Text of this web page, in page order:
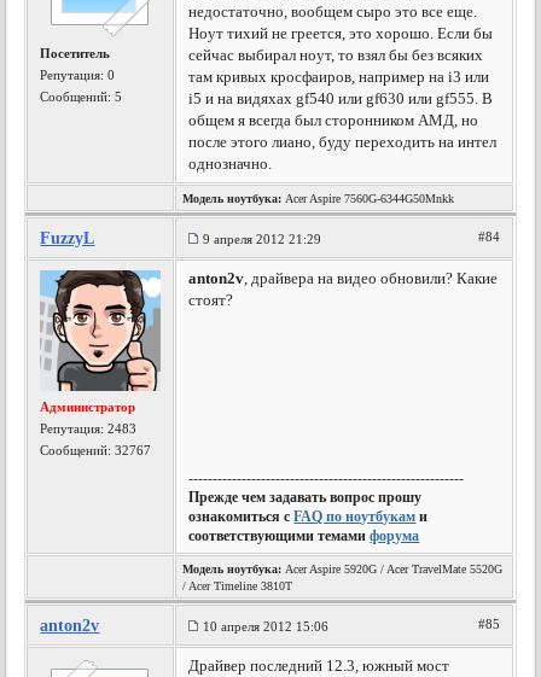
Посетитель
Репутация:0
Сообщений: 5
недостаточно, вообщем сыро это все еще.
Ноут тихий не греется, это хорошо. Если бы
сейчас выбирал ноут, то взял бы без всяких
там кривых кросфаиров, например на i3 или
i5 и на видяхах gf540 или gf630 или gf555. В
общем я всегда был сторонником АМД, но
после этого лиано, буду переходить на интел
однозначно.
Модель ноутбука: Acer Aspire 7560G-6344G50Mnkk
FuzzyL 9 апреля 2012 21:29 #84
Администратор
Репутация:2483
Сообщений: 32767
anton2v, драйвера на видео обновили? Какие
стоят?
---------------------------------------------------------
Прежде чем задавать вопрос прошу
ознакомиться сFAQ по ноутбукам и
соответствующими темамифорума
Модель ноутбука: Acer Aspire 5920G / Acer TravelMate 5520G
/ Acer Timeline 3810T
anton2v 10 апреля 2012 15:06 #85
Драйвер последний 12.3, южный мост